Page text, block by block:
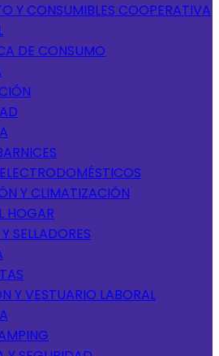
Y CONSUMIBLES COOPERATIVA
DE CONSUMO
Y CLIMATIZACIÓN
HOGAR
SELLADORES
Y VESTUARIO LABORAL